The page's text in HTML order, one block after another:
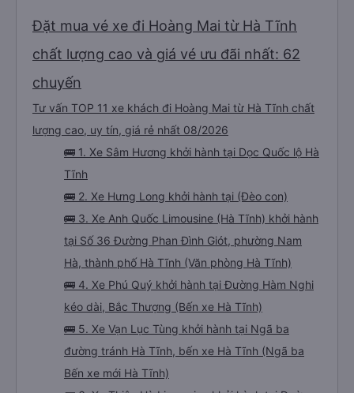
Đặt mua vé xe đi Hoàng Mai từ Hà Tĩnh
chất lượng cao và giá vé ưu đãi nhất: 62
chuyến
Tư vấn TOP 11 xe khách đi Hoàng Mai từ Hà Tĩnh chất
lượng cao, uy tín, giá rẻ nhất 08/2026
🚌 1. Xe Sâm Hương khởi hành tại Dọc Quốc lộ Hà
Tĩnh
🚌 2. Xe Hưng Long khởi hành tại (Đèo con)
🚌 3. Xe Anh Quốc Limousine (Hà Tĩnh) khởi hành
tại Số 36 Đường Phan Đình Giót, phường Nam
Hà, thành phố Hà Tĩnh (Văn phòng Hà Tĩnh)
🚌 4. Xe Phú Quý khởi hành tại Đường Hàm Nghi
kéo dài, Bắc Thượng (Bến xe Hà Tĩnh)
🚌 5. Xe Vạn Lục Tùng khởi hành tại Ngã ba
đường tránh Hà Tĩnh, bến xe Hà Tĩnh (Ngã ba
Bến xe mới Hà Tĩnh)